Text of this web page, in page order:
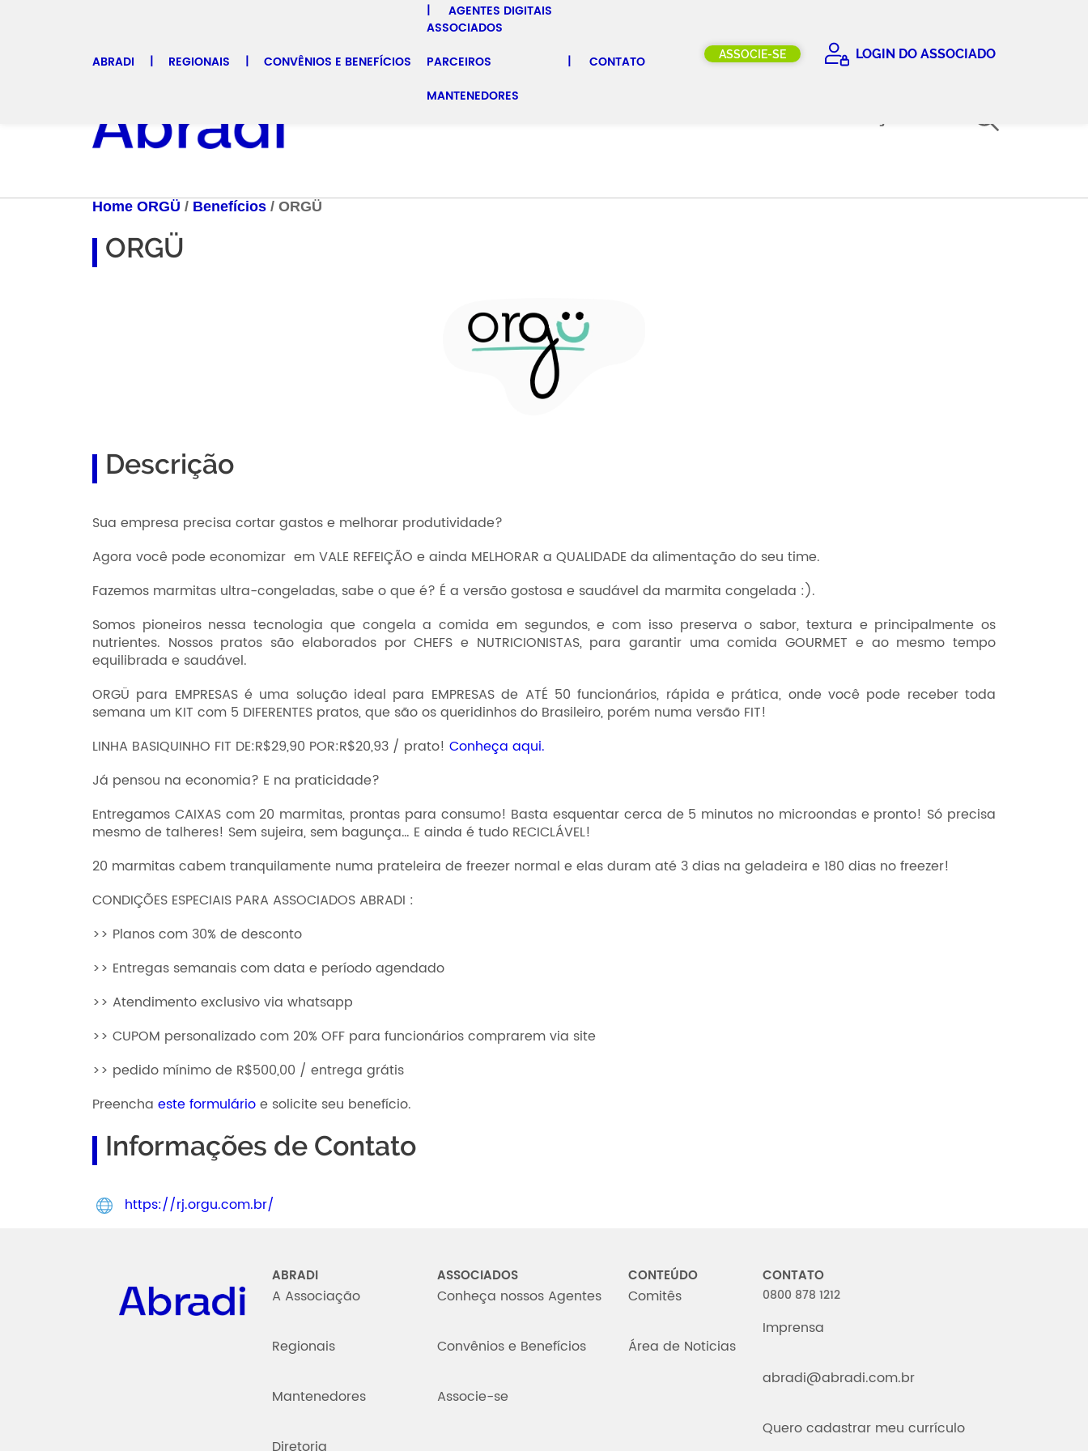
ABRADI REGIONAIS CONVÊNIOS E BENEFÍCIOS
AGENTES DIGITAIS
ASSOCIADOS
PARCEIROS
MANTENEDORES
CONTATO ASSOCIE-SE LOGIN DO ASSOCIADO
EDUCAÇÃO
Home ORGÜ / Benefícios / ORGÜ
ORGÜ
Descrição
Sua empresa precisa cortar gastos e melhorar produtividade?
Agora você pode economizar em VALE REFEIÇÃO e ainda MELHORAR a QUALIDADE da alimentação do seu time.
Fazemos marmitas ultra-congeladas, sabe o que é? É a versão gostosa e saudável da marmita congelada :).
Somos pioneiros nessa tecnologia que congela a comida em segundos, e com isso preserva o sabor, textura e principalmente os
nutrientes. Nossos pratos são elaborados por CHEFS e NUTRICIONISTAS, para garantir uma comida GOURMET e ao mesmo tempo
equilibrada e saudável.
ORGÜ para EMPRESAS é uma solução ideal para EMPRESAS de ATÉ 50 funcionários, rápida e prática, onde você pode receber toda
semana um KIT com 5 DIFERENTES pratos, que são os queridinhos do Brasileiro, porém numa versão FIT!
LINHA BASIQUINHO FIT DE:R$29,90 POR:R$20,93 / prato! Conheça aqui.
Já pensou na economia? E na praticidade?
Entregamos CAIXAS com 20 marmitas, prontas para consumo! Basta esquentar cerca de 5 minutos no microondas e pronto! Só precisa
mesmo de talheres! Sem sujeira, sem bagunça… E ainda é tudo RECICLÁVEL!
20 marmitas cabem tranquilamente numa prateleira de freezer normal e elas duram até 3 dias na geladeira e 180 dias no freezer!
CONDIÇÕES ESPECIAIS PARA ASSOCIADOS ABRADI :
>> Planos com 30% de desconto
>> Entregas semanais com data e período agendado
>> Atendimento exclusivo via whatsapp
>> CUPOM personalizado com 20% OFF para funcionários comprarem via site
>> pedido mínimo de R$500,00 / entrega grátis
Preencha este formulárioe solicite seu benefício.
Informações de Contato
https://rj.orgu.com.br/
ABRADI
A Associação
Regionais
Mantenedores
ASSOCIADOS
Conheça nossos Agentes
Convênios e Benefícios
Associe-se
CONTEÚDO
Comitês
Área de Noticias
CONTATO
0800 878 1212
Imprensa
abradi@abradi.com.br
Quero cadastrar meu currículo